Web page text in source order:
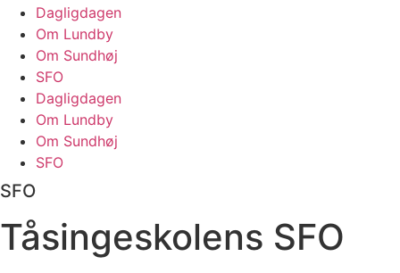
Dagligdagen
Om Lundby
Om Sundhøj
SFO
Dagligdagen
Om Lundby
Om Sundhøj
SFO
SFO
Tåsingeskolens SFO